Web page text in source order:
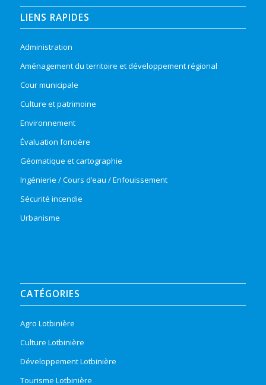
LIENS RAPIDES
Administration
Aménagement du territoire et développement régional
Cour municipale
Culture et patrimoine
Environnement
Évaluation foncière
Géomatique et cartographie
Ingénierie / Cours d’eau / Enfouissement
Sécurité incendie
Urbanisme
CATÉGORIES
Agro Lotbinière
Culture Lotbinière
Développement Lotbinière
Tourisme Lotbinière